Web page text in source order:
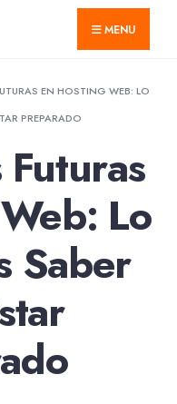
MENU
EN HOSTING WEB: LO
PREPARADO
Lo
Saber